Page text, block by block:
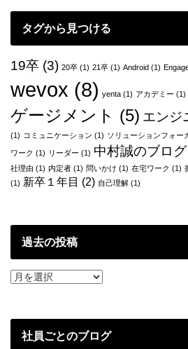
ゲ
ー
シ
ョ
ン
タグから見つける
19卒 (3) 20卒 (1) 21卒 (1) Android (1)
wevox (8) yenta (1) アカデミー (1)
ゲージメント (5) エンジ
(1) コミュニケーション (1) ソリューションフォー
ワーク (1) リーダー (1) 中村誠のブログ
社理由 (1) 内定者 (1) 問いかけ (1) 在宅ワーク (1)
(1) 新卒１年目 (2) 自己理解 (1)
過去の投稿
過
投
社員ごとのブログ